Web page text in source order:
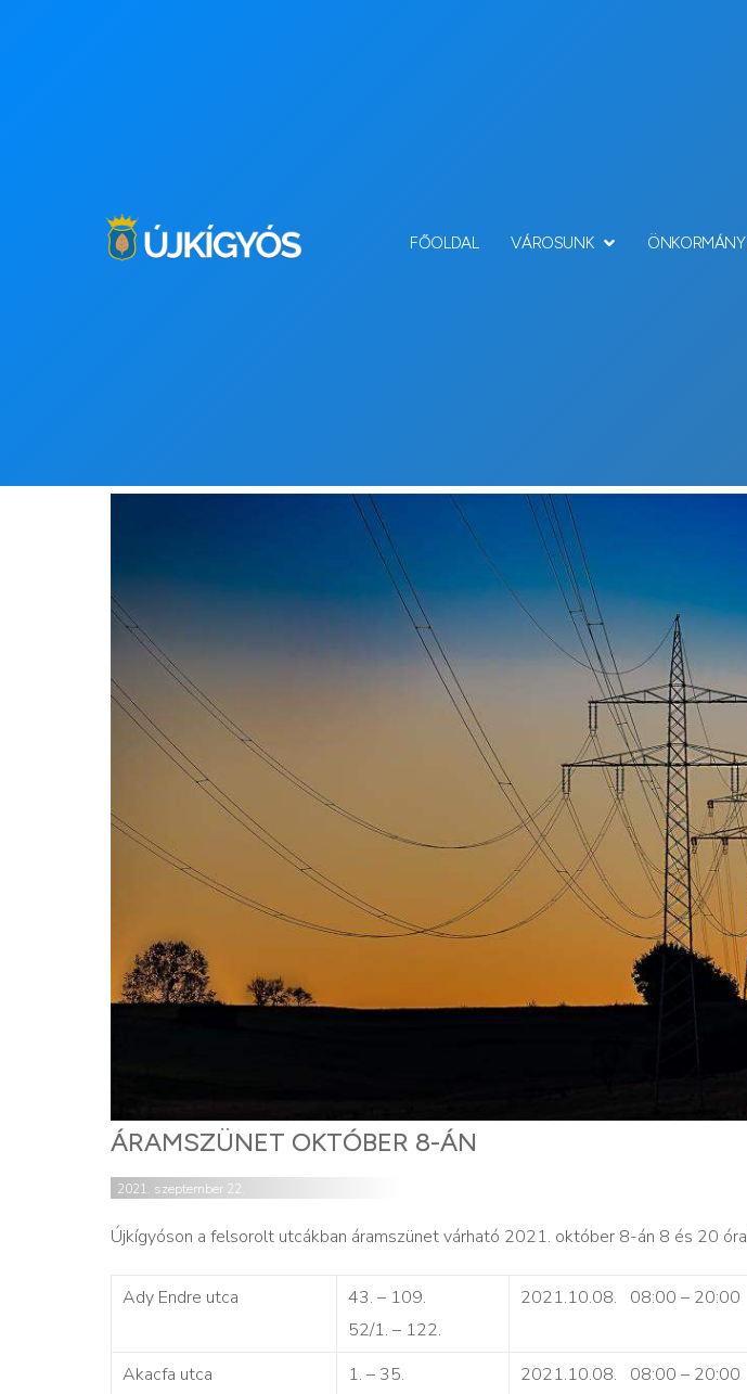
FŐOLDAL VÁROSUNK
ÁRAMSZÜNET OKTÓBER 8-ÁN
2021. szeptember 22.
Újkígyóson a felsorolt utcákban áramszünet várható 2021. október 8-án 8 és 20
Ady Endre utca
43. – 109.
52/1. – 122.
2021.10.08. 08:00 – 20:00
Akacfa utca
1. – 35.
2021.10.08. 08:00 – 20:00